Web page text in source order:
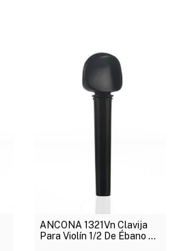
ANCONA 1321Vn Clavija
Para Violín 1/2 De Ébano X